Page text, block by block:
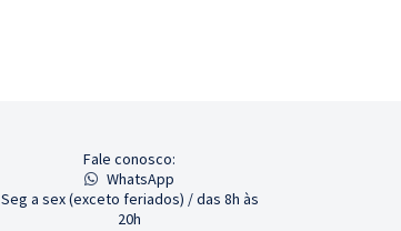
Fale conosco:
WhatsApp
Seg a sex (exceto feriados) / das 8h às
20h